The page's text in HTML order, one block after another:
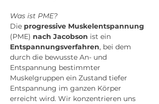
Was ist PME?
Die progressive Muskelentspannung
(PME) nach Jacobson ist ein
Entspannungsverfahren, bei dem
durch die bewusste An- und
Entspannung bestimmter
Muskelgruppen ein Zustand tiefer
Entspannung im ganzen Körper
erreicht wird. Wir konzentrieren uns